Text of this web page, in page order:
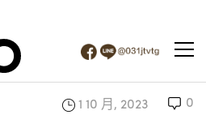
1 10 月, 2023 0